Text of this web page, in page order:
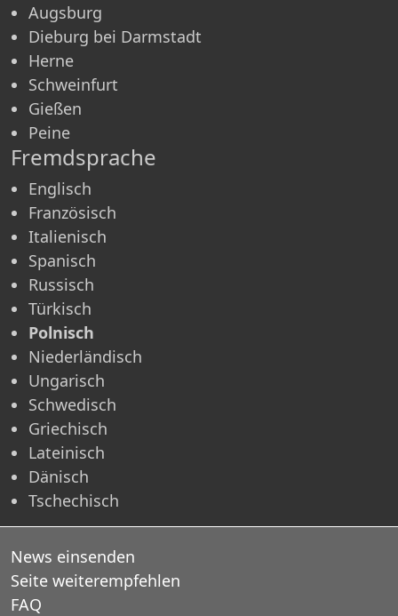
Augsburg
Dieburg bei Darmstadt
Herne
Schweinfurt
Gießen
Peine
Fremdsprache
Englisch
Französisch
Italienisch
Spanisch
Russisch
Türkisch
Polnisch
Niederländisch
Ungarisch
Schwedisch
Griechisch
Lateinisch
Dänisch
Tschechisch
News einsenden
Seite weiterempfehlen
FAQ